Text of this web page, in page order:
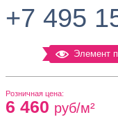
+7 495
Элемент
Розничная цена:
6 460 руб/м²